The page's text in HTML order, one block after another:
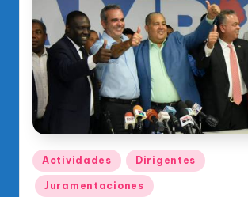
di
c
o
O
fi
ci
al
Publicado
en
Actividades Dirigentes
Juramentaciones